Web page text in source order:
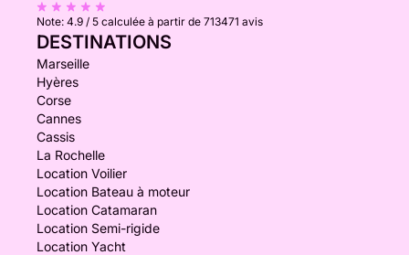
Note: 4.9 / 5 calculée à partir de 713471 avis
DESTINATIONS
Marseille
Hyères
Corse
Cannes
Cassis
La Rochelle
Location Voilier
Location Bateau à moteur
Location Catamaran
Location Semi-rigide
Location Yacht